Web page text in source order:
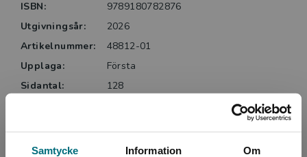
Samtycke Information Om
tillhörighet och ensamhet. Mia Öström är skicklig på
att med små medel och få ord skapa stämning och
skildra miljöer på ett sätt som kryper under huden.
Det är en suggestiv och krypande spökhistoria som
skapar nyfikenhet.
Sanna Godenäs, BTJ.
ISBN:
9789180782876
Utgivningsår:
2026
Artikelnummer:
48812-01
Upplaga:
Första
Sidantal:
128